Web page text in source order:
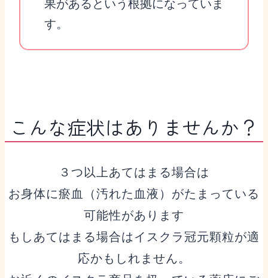
果があるという根拠になっていま
す。
こんな症状はありませんか？
３つ以上あてはまる場合は
お身体に瘀血（汚れた血液）がたまっている
可能性があります
もしあてはまる場合はイスクラ冠元顆粒が適
応かもしれません。